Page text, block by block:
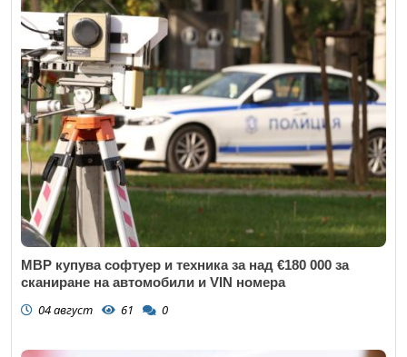
МВР купува софтуер и техника за над €180 000 за
сканиране на автомобили и VIN номера
04 август 61 0